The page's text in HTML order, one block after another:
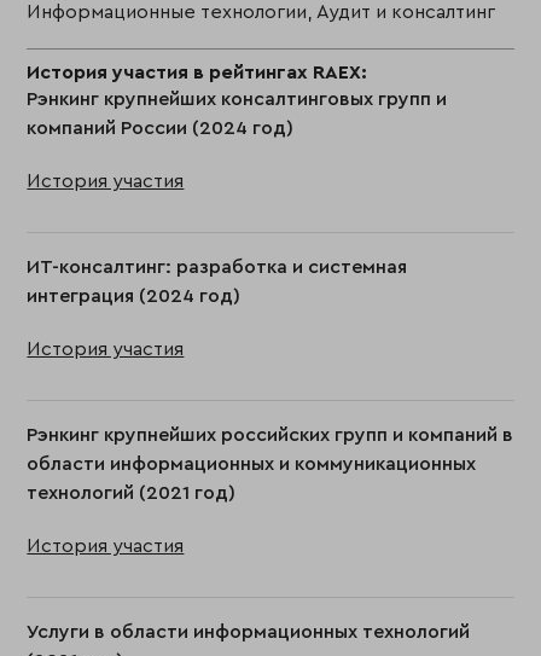
Информационные технологии, Аудит и консалтинг
История участия в рейтингах RAEX:
Рэнкинг крупнейших консалтинговых групп и
компаний России (2024 год)
История участия
ИТ-консалтинг: разработка и системная
интеграция (2024 год)
История участия
Рэнкинг крупнейших российских групп и компаний в
области информационных и коммуникационных
технологий (2021 год)
История участия
Услуги в области информационных технологий